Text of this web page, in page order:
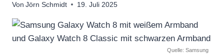
Von Jörn Schmidt 19. Juli 2025
Quelle: Samsung